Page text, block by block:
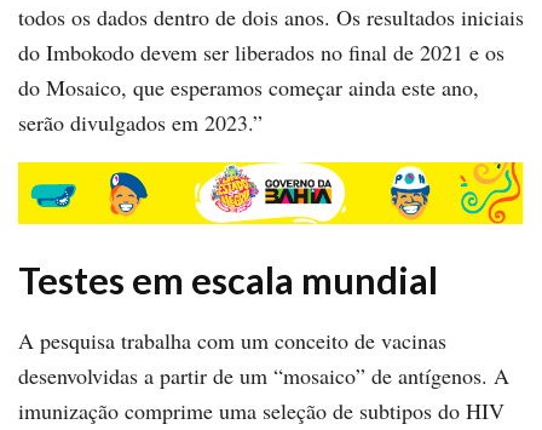
todos os dados dentro de dois anos. Os resultados iniciais
do Imbokodo devem ser liberados no final de 2021 e os
do Mosaico, que esperamos começar ainda este ano,
serão divulgados em 2023.”
Testes em escala mundial
A pesquisa trabalha com um conceito de vacinas
desenvolvidas a partir de um “mosaico” de antígenos. A
imunização comprime uma seleção de subtipos do HIV